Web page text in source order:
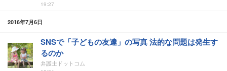
19:27
2016年7月6日
SNSで「子どもの友達」の写真 法的な問題は発生す
るのか
弁護士ドットコム